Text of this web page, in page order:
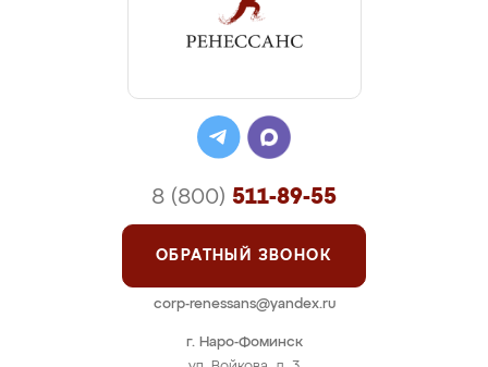
г. Наро-Фоминск
8 (800) 511-89-55
ОБРАТНЫЙ ЗВОНОК
corp-renessans@yandex.ru